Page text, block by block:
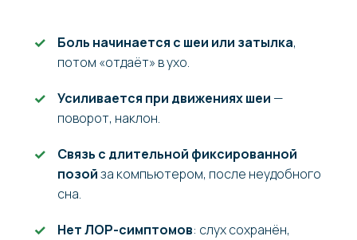
Боль начинается с шеи или затылка,
потом «отдаёт» в ухо.
Усиливается при движениях шеи —
поворот, наклон.
Связь с длительной фиксированной
позойза компьютером, после неудобного
сна.
Нет ЛОР-симптомов: слух сохранён,